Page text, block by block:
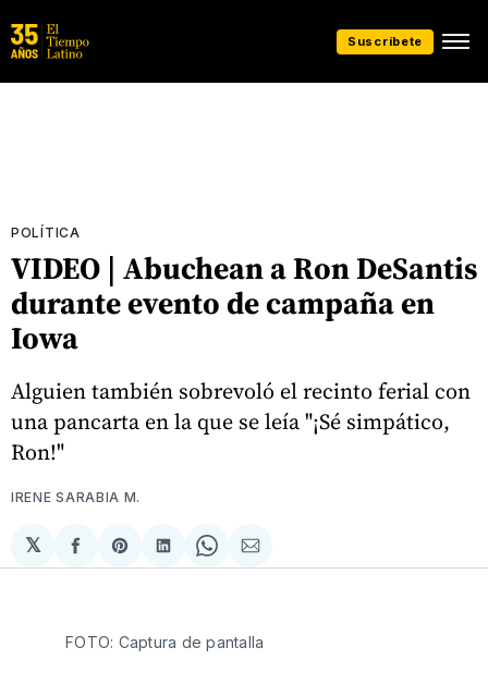
Suscríbete
POLÍTICA
VIDEO | Abuchean a Ron DeSantis
durante evento de campaña en
Iowa
Alguien también sobrevoló el recinto ferial con
una pancarta en la que se leía "¡Sé simpático,
Ron!"
IRENE SARABIA M.
𝕏
Compartir
en
Share
on
Compartir
en
Share
on
Compartir
via
FOTO: Captura de pantalla